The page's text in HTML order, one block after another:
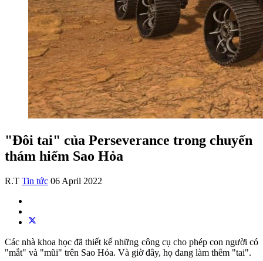
"Đôi tai" của Perseverance trong chuyến
thám hiểm Sao Hỏa
R.T Tin tức 06 April 2022
Các nhà khoa học đã thiết kế những công cụ cho phép con người có
"mắt" và "mũi" trên Sao Hỏa. Và giờ đây, họ đang làm thêm "tai".